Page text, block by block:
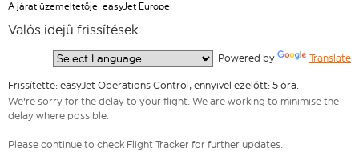
A járat üzemeltetője: easyJet Europe
Valós idejű frissítések
Powered by Translate
Frissítette: easyJet Operations Control, ennyivel ezelőtt: 5 óra.
We're sorry for the delay to your flight. We are working to minimise the
delay where possible.
Please continue to check Flight Tracker for further updates.